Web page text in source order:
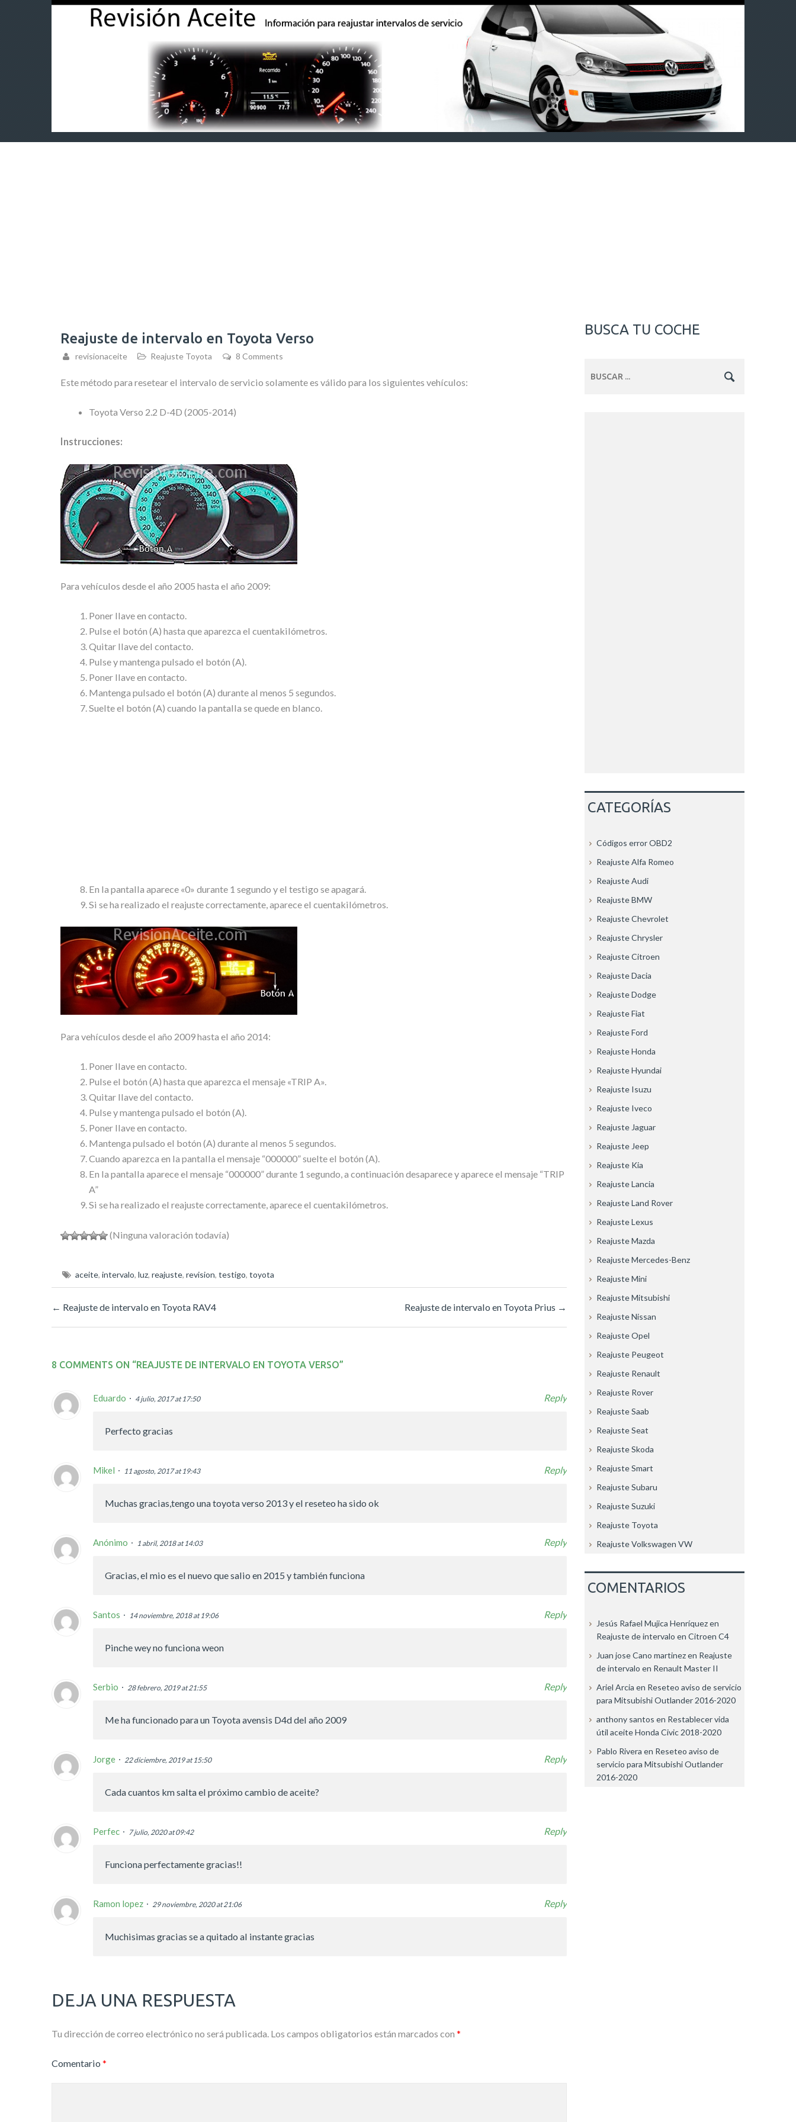
Reajuste de intervalo en Toyota Verso
revisionaceite Reajuste Toyota 8 Comments
Este método para resetear el intervalo de servicio solamente es válido para los siguientes vehículos:
Toyota Verso 2.2 D-4D (2005-2014)
Instrucciones:
Para vehículos desde el año 2005 hasta el año 2009:
Poner llave en contacto.
Pulse el botón (A) hasta que aparezca el cuentakilómetros.
Quitar llave del contacto.
Pulse y mantenga pulsado el botón (A).
Poner llave en contacto.
Mantenga pulsado el botón (A) durante al menos 5 segundos.
Suelte el botón (A) cuando la pantalla se quede en blanco.
En la pantalla aparece «0» durante 1 segundo y el testigo se apagará.
Si se ha realizado el reajuste correctamente, aparece el cuentakilómetros.
Para vehículos desde el año 2009 hasta el año 2014:
Poner llave en contacto.
Pulse el botón (A) hasta que aparezca el mensaje «TRIP A».
Quitar llave del contacto.
Pulse y mantenga pulsado el botón (A).
Poner llave en contacto.
Mantenga pulsado el botón (A) durante al menos 5 segundos.
Cuando aparezca en la pantalla el mensaje “000000” suelte el botón (A).
En la pantalla aparece el mensaje “000000” durante 1 segundo, a continuación desaparece y aparece el mensaje “TRIP
A”
Si se ha realizado el reajuste correctamente, aparece el cuentakilómetros.
(Ninguna valoración todavía)
aceite, intervalo, luz, reajuste, revision, testigo, toyota
← Reajuste de intervalo en Toyota RAV4 Reajuste de intervalo en Toyota Prius →
8 COMMENTS ON “REAJUSTE DE INTERVALO EN TOYOTA VERSO”
Eduardo 4 julio, 2017 at 17:50 Reply
Perfecto gracias
Mikel 11 agosto, 2017 at 19:43 Reply
Muchas gracias,tengo una toyota verso 2013 y el reseteo ha sido ok
Anónimo 1 abril, 2018 at 14:03 Reply
Gracias, el mio es el nuevo que salio en 2015 y también funciona
Santos 14 noviembre, 2018 at 19:06 Reply
Pinche wey no funciona weon
Serbio 28 febrero, 2019 at 21:55 Reply
Me ha funcionado para un Toyota avensis D4d del año 2009
Jorge 22 diciembre, 2019 at 15:50 Reply
Cada cuantos km salta el próximo cambio de aceite?
Perfec 7 julio, 2020 at 09:42 Reply
Funciona perfectamente gracias!!
Ramon lopez 29 noviembre, 2020 at 21:06 Reply
Muchisimas gracias se a quitado al instante gracias
DEJA UNA RESPUESTA
Tu dirección de correo electrónico no será publicada. Los campos obligatorios están marcados con *
Comentario *
BUSCA TU COCHE
CATEGORÍAS
Códigos error OBD2
Reajuste Alfa Romeo
Reajuste Audi
Reajuste BMW
Reajuste Chevrolet
Reajuste Chrysler
Reajuste Citroen
Reajuste Dacia
Reajuste Dodge
Reajuste Fiat
Reajuste Ford
Reajuste Honda
Reajuste Hyundai
Reajuste Isuzu
Reajuste Iveco
Reajuste Jaguar
Reajuste Jeep
Reajuste Kia
Reajuste Lancia
Reajuste Land Rover
Reajuste Lexus
Reajuste Mazda
Reajuste Mercedes-Benz
Reajuste Mini
Reajuste Mitsubishi
Reajuste Nissan
Reajuste Opel
Reajuste Peugeot
Reajuste Renault
Reajuste Rover
Reajuste Saab
Reajuste Seat
Reajuste Skoda
Reajuste Smart
Reajuste Subaru
Reajuste Suzuki
Reajuste Toyota
Reajuste Volkswagen VW
COMENTARIOS
Jesús Rafael Mujica Henríquezen
Reajuste de intervalo en Citroen C4
Juan jose Cano martinezen Reajuste
de intervalo en Renault Master II
Ariel Arcia en Reseteo aviso de servicio
para Mitsubishi Outlander 2016-2020
anthony santos en Restablecer vida
útil aceite Honda Civic 2018-2020
Pablo Rivera en Reseteo aviso de
servicio para Mitsubishi Outlander
2016-2020